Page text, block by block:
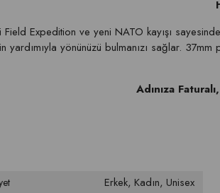
Field Expedition ve yeni NATO kayışı
yardımıyla yönünüzü bulmanızı sağlar.
Adınıza
Erkek Kadın Unisex